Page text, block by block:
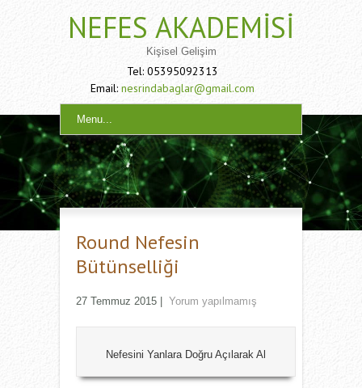
NEFES AKADEMISI
Kişisel Gelişim
Tel: 05395092313
Email: nesrindabaglar@gmail.com
Menu...
Round Nefesin
Bütünselliği
27 Temmuz 2015 Yorum yapılmamış
Nefesini Yanlara Doğru Açılarak Al